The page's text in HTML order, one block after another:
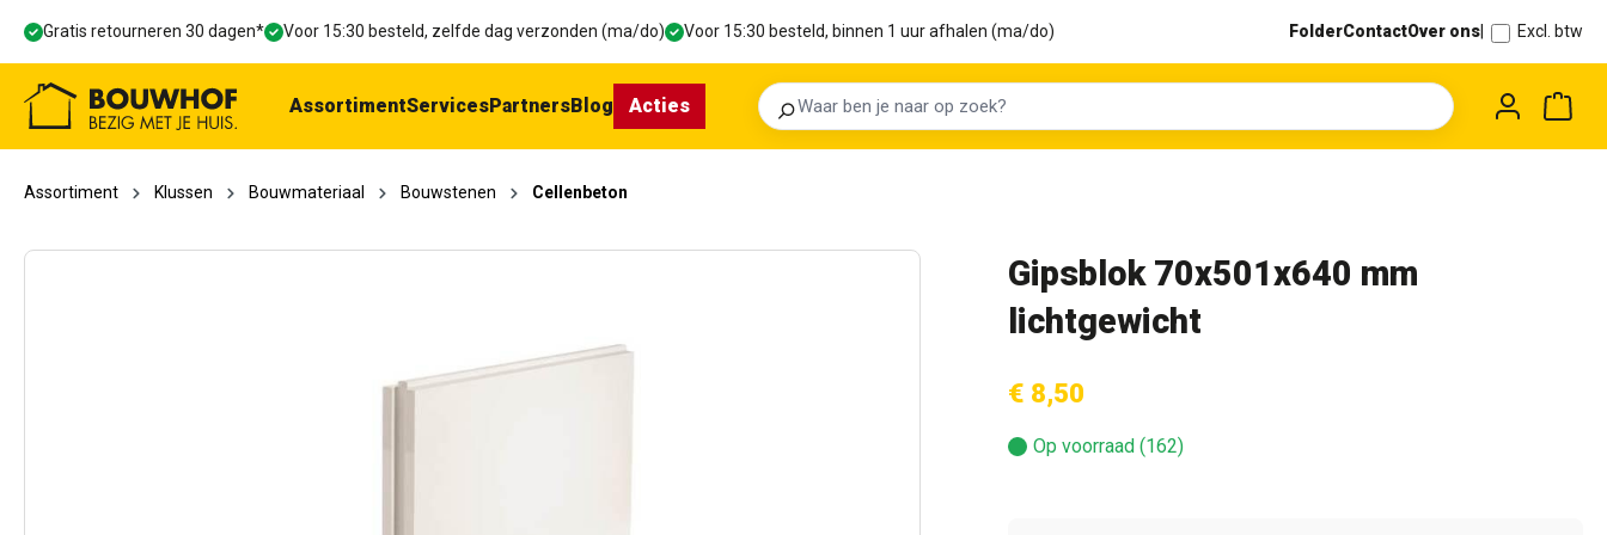
Ga naar de hoofdnavigatie
Gratis retourneren 30 dagen* Voor 15:30 besteld, zelfde dag verzonden (ma/do) Voor 15:30 besteld, binnen 1 uur afhalen (ma/do) FolderContactOver ons Excl. btw
Zoeken
AssortimentServicesPartnersBlog Acties
Assortiment Klussen Bouwmateriaal Bouwstenen Cellenbeton
Gipsblok 70x501x640 mm
lichtgewicht
€ 8,50
Op voorraad (162)